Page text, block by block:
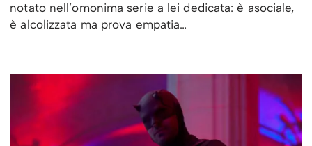
notato nell’omonima serie a lei dedicata: è asociale,
è alcolizzata ma prova empatia…